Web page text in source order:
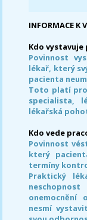
INFORMACE K
Kdo
Povinnost
lékař, který
pacienta
Toto platí
specialista,
lékařská
Kdo vede
Povinnost
který
termíny
Praktický
onemocnění
nesmí